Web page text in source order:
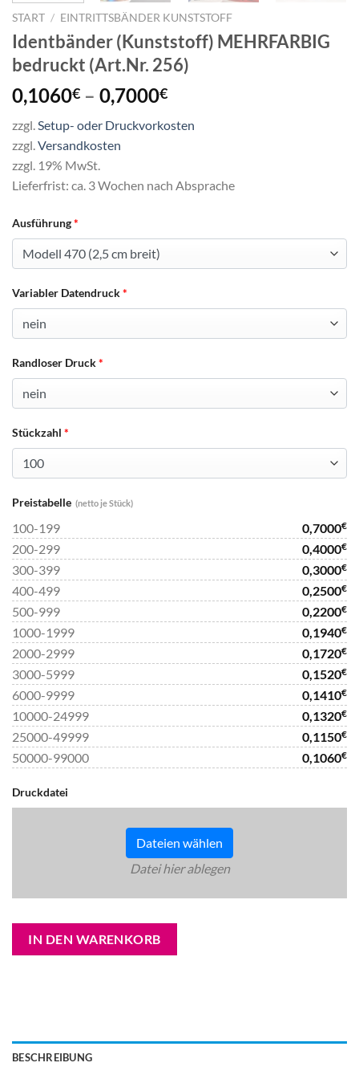
START / EINTRITTSBÄNDER KUNSTSTOFF
Identbänder (Kunststoff) MEHRFARBIG
bedruckt (Art.Nr. 256)
0,1060€ – 0,7000€Preisspanne:
bis
zzgl.Setup- oder Druckvorkosten
zzgl.Versandkosten
zzgl. 19% MwSt.
Lieferfrist: ca. 3 Wochen nach Absprache
Ausführung*
Variabler Datendruck*
Randloser Druck*
Stückzahl *
Preistabelle (netto je Stück)
100-199 0,7000€
200-299 0,4000€
300-399 0,3000€
400-499 0,2500€
500-999 0,2200€
1000-1999 0,1940€
2000-2999 0,1720€
3000-5999 0,1520€
6000-9999 0,1410€
10000-24999 0,1320€
25000-49999 0,1150€
50000-99000 0,1060€
Druckdatei
Dateien wählen
Datei hier ablegen
IN DEN WARENKORB
BESCHREIBUNG